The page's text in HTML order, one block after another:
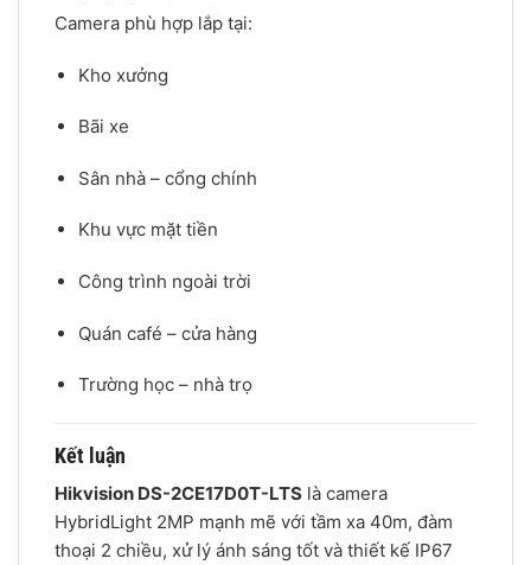
Camera phù hợp lắp tại:
Kho xưởng
Bãi xe
Sân nhà – cổng chính
Khu vực mặt tiền
Công trình ngoài trời
Quán café – cửa hàng
Trường học – nhà trọ
Kết luận
Hikvision DS-2CE17D0T-LTS là camera
HybridLight 2MP mạnh mẽ với tầm xa 40m, đàm
thoại 2 chiều, xử lý ánh sáng tốt và thiết kế IP67